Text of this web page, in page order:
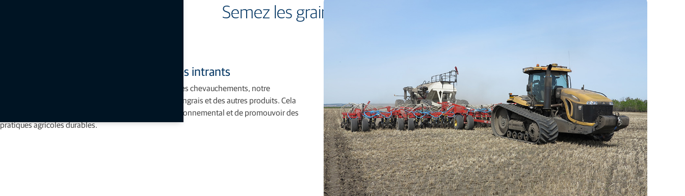
Semez les graines du progrès
Réduisez le gaspillage et optimisez les intrants
En garantissant une application précise et en évitant les chevauchements, notre
technologie optimise l'utilisation des semences, des engrais et des autres produits. Cela
permet de réduire les coûts, de diminuer l'impact environnemental et de promouvoir des
pratiques agricoles durables.